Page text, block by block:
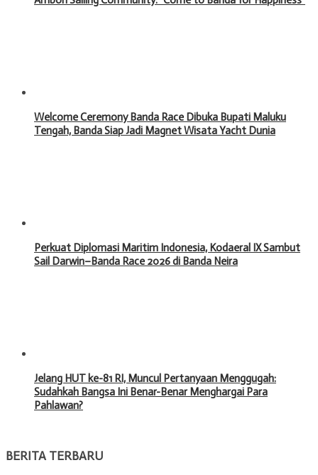
Welcome Ceremony Banda Race Dibuka Bupati Maluku
Tengah, Banda Siap Jadi Magnet Wisata Yacht Dunia
Perkuat Diplomasi Maritim Indonesia, Kodaeral IX Sambut
Sail Darwin–Banda Race 2026 di Banda Neira
Jelang HUT ke-81 RI, Muncul Pertanyaan Menggugah:
Sudahkah Bangsa Ini Benar-Benar Menghargai Para
Pahlawan?
BERITA TERBARU